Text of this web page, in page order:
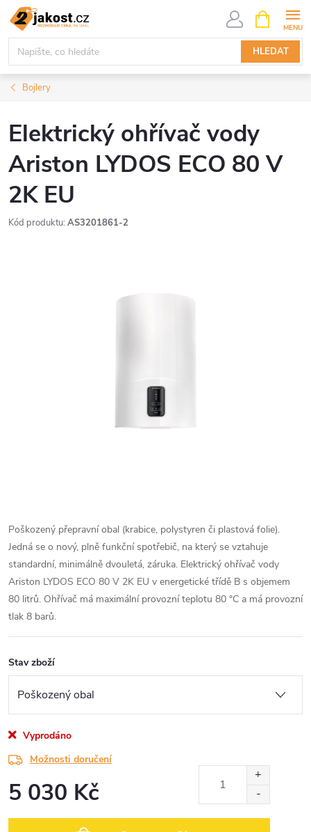
Přejít
obsah
HLEDAT
NÁKUPNÍ
KOŠÍK
Bojlery
Elektrický ohřívač vody
Ariston LYDOS ECO 80 V
2K EU
Kód produktu: AS3201861-2
Poškozený přepravní obal (krabice, polystyren či plastová folie).
Jedná se o nový, plně funkční spotřebič, na který se vztahuje
standardní, minimálně dvouletá, záruka. Elektrický ohřívač vody
Ariston LYDOS ECO 80 V 2K EU v energetické třídě B s objemem
80 litrů. Ohřívač má maximální provozní teplotu 80 °C a má provozní
tlak 8 barů.
Stav zboží
Vyprodáno
Možnosti doručení
5 030 Kč